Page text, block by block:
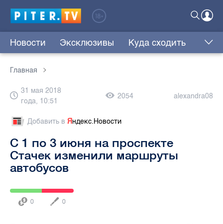
Новости Эксклюзивы Куда сходить
Главная
31 мая 2018
года, 10:51
2054 alexandra08
Добавить в Яндекс.Новости
С 1 по 3 июня на проспекте
Стачек изменили маршруты
автобусов
0 0